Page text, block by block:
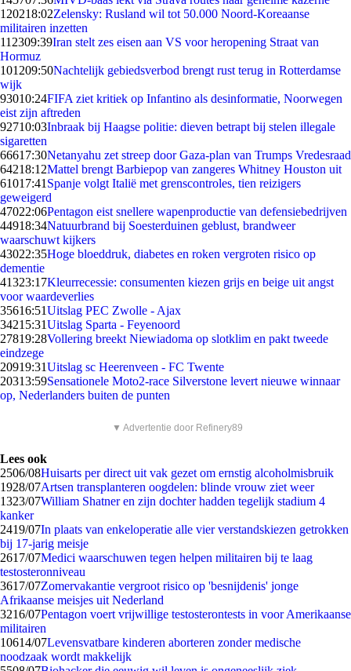
120218:02Zelensky: Rusland wil tot 50.000 Noord-Koreaanse
militairen inzetten
112309:39Iran stelt zes eisen aan VS voor heropening Straat van
Hormuz
101209:50Nachtelijk gebiedsverbod brengt rust terug in Rotterdamse
wijk
93010:24FIFA ziet kritiek op Infantino als desinformatie, Noorwegen
eist zijn aftreden
92710:03Inbraak bij Haagse politie: dieven betrapt bij stelen illegale
sigaretten
66617:30Netanyahu zet streep door Gaza-plan van Trumps Vredesraad
64218:12Mattel brengt Barbiepop van zangeres Whitney Houston uit
61017:41 Spanje volgt Italië met grenscontroles, tien reizigers
geweigerd
47022:06Pentagon eist snellere wapenproductie van defensiebedrijven
44918:34Natuurbrand bij Soesterduinen geblust, brandweer
waarschuwt kijkers
43022:35Hoge bloeddruk, diabetes en roken vergroten risico op
dementie
41323:17Kleurrecessie: consumenten kiezen grijs en beige uit angst
voor waardeverlies
35616:51Uitslag PEC Zwolle - Ajax
34215:31Uitslag Sparta - Feyenoord
27819:28Vollering breekt Niewiadoma op slotklim en pakt tweede
eindzege
20919:31Uitslag sc Heerenveen - FC Twente
20313:59Sensationele Moto2-race Silverstone levert nieuwe winnaar
op, Nederlanders buiten de punten
▼ Advertentie door Refinery89
Lees ook
2506/08Huisarts per direct uit vak gezet om ernstig alcoholmisbruik
1928/07Artsen transplanteren oogdelen: blinde vrouw ziet weer
1323/07William Shatner en zijn dochter hadden tegelijk stadium 4
kanker
2419/07In plaats van enkeloperatie alle vier verstandskiezen getrokken
bij 17-jarig meisje
2617/07Medici waarschuwen tegen helpen militairen bij te laag
testosteronniveau
3617/07Zomervakantie vergroot risico op 'besnijdenis' jonge
Afrikaanse meisjes uit Nederland
3216/07Pentagon voert vrijwillige testosterontests in voor Amerikaanse
militairen
10614/07Levensvatbare kinderen aborteren zonder medische
noodzaak wordt makkelijk